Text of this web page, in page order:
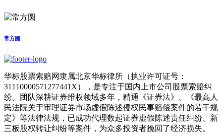
常方圆
华标股票索赔网隶属北京华标律所（执业许可证号：
31110000571277441X），是专注于国内上市公司股票索赔纠
纷。团队深耕证券维权领域多年，精通《证券法》、《最高人
民法院关于审理证券市场虚假陈述侵权民事赔偿案件的若干规
定》等法律法规，已成功代理数起证券虚假陈述责任纠纷、新
三板股权转让纠纷等案件，为众多投资者挽回了经济损失。